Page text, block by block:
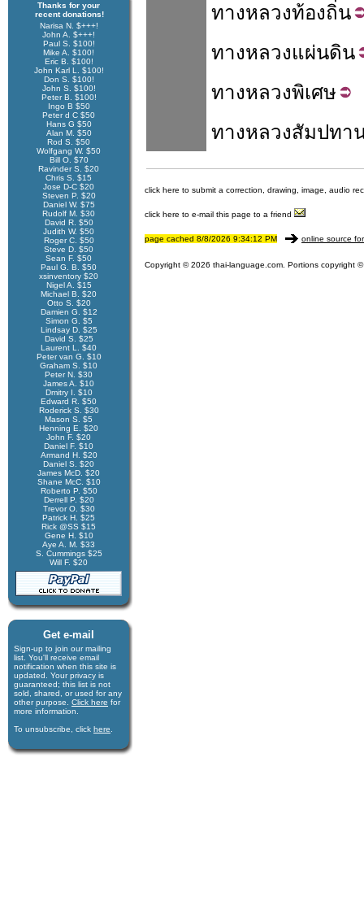
Thanks for your
recent donations!
Narisa N. $+++!
John A. $+++!
Paul S. $100!
Mike A. $100!
Eric B. $100!
John Karl L. $100!
Don S. $100!
John S. $100!
Peter B. $100!
Ingo B $50
Peter d C $50
Hans G $50
Alan M. $50
Rod S. $50
Wolfgang W. $50
Bill O. $70
Ravinder S. $20
Chris S. $15
Jose D-C $20
Steven P. $20
Daniel W. $75
Rudolf M. $30
David R. $50
Judith W. $50
Roger C. $50
Steve D. $50
Sean F. $50
Paul G. B. $50
xsinventory $20
Nigel A. $15
Michael B. $20
Otto S. $20
Damien G. $12
Simon G. $5
Lindsay D. $25
David S. $25
Laurent L. $40
Peter van G. $10
Graham S. $10
Peter N. $30
James A. $10
Dmitry I. $10
Edward R. $50
Roderick S. $30
Mason S. $5
Henning E. $20
John F. $20
Daniel F. $10
Armand H. $20
Daniel S. $20
James McD. $20
Shane McC. $10
Roberto P. $50
Derrell P. $20
Trevor O. $30
Patrick H. $25
Rick @SS $15
Gene H. $10
Aye A. M. $33
S. Cummings $25
Will F. $20
Get e-mail
Sign-up to join our mail­ing
list. You'll receive e­mail
notification when this site is
updated. Your privacy is
guaran­teed; this list is not
sold, shared, or used for any
other purpose. Click here for
more infor­mation.
To unsubscribe, click here
ทางหลวงท้องถิ่น
ทางหลวงแผ่นดิน
ทางหลวงพิเศษ
ทางหลวงสัมปทา
click here to submit a correction, drawing, image, audio
click here to e-mail this page to a friend
page cached 8/8/2026 9:34:12 PM online source
Copyright © 2026 thai-language.com. Portions copyright